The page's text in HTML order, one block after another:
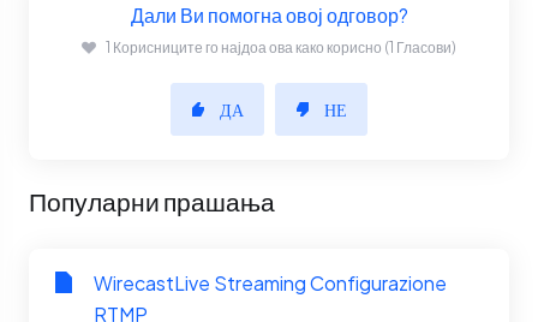
Дали Ви помогна овој одговор?
1 Корисниците го најдоа ова како корисно (1 Гласови)
ДА НЕ
Популарни прашања
WirecastLive Streaming Configurazione
RTMP